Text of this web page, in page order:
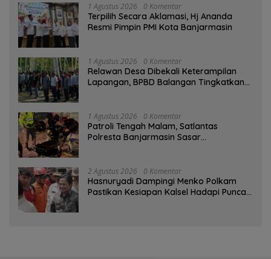
1 Agustus 2026 0 Komentar
‎Terpilih Secara Aklamasi, Hj Ananda
Resmi Pimpin PMI Kota Banjarmasin
1 Agustus 2026 0 Komentar
Relawan Desa Dibekali Keterampilan
Lapangan, BPBD Balangan Tingkatkan
1 Agustus 2026 0 Komentar
Patroli Tengah Malam, Satlantas
Polresta Banjarmasin Sasar
2 Agustus 2026 0 Komentar
Hasnuryadi Dampingi Menko Polkam
Pastikan Kesiapan Kalsel Hadapi Puncak